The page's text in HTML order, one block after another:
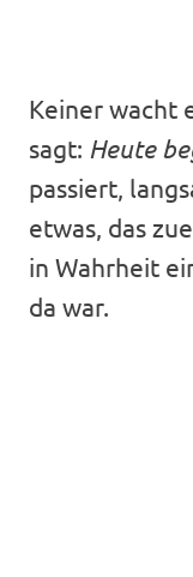
Keiner wacht
sagt: Heute
passiert,
etwas, das
in Wahrheit
da war.